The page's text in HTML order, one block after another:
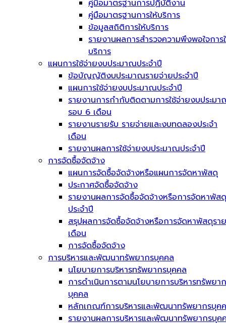
คู่มือมาตรฐานการปฏิบัติงาน
คู่มือมาตรฐานการให้บริการ
ข้อมูลสถิติการให้บริการ
รายงานผลการสำรวจความพึงพอใจการ
บริการ
แผนการใช้จ่ายงบประมาณประจำปี
ข้อบัญญัติงบประมาณรายจ่ายประจำปี
แผนการใช้จ่ายงบประมาณประจำปี
รายงานการกำกับติดตามการใช้จ่ายงบประม
รอบ 6 เดือน
รายงานรายรับ รายจ่ายและงบทดลองประจำ
เดือน
รายงานผลการใช้จ่ายงบประมาณประจำปี
การจัดซื้อจัดจ้าง
แผนการจัดซื้อจัดจ้างหรือแผนการจัดหาพัสดุ
ประกาศจัดซื้อจัดจ้าง
รายงานผลการจัดซื้อจัดจ้างหรือการจัดหาพัสดุ
ประจำปี
สรุปผลการจัดซื้อจัดจ้างหรือการจัดหาพัสดุราย
เดือน
การจัดซื้อจัดจ้าง
การบริหารและพัฒนาทรัพยากรบุคคล
นโยบายการบริหารทรัพยากรบุคคล
การดำเนินการตามนโยบายการบริหารทรัพยา
บุคคล
หลักเกณฑ์การบริหารและพัฒนาทรัพยากรบุค
รายงานผลการบริหารและพัฒนาทรัพยากรบุค